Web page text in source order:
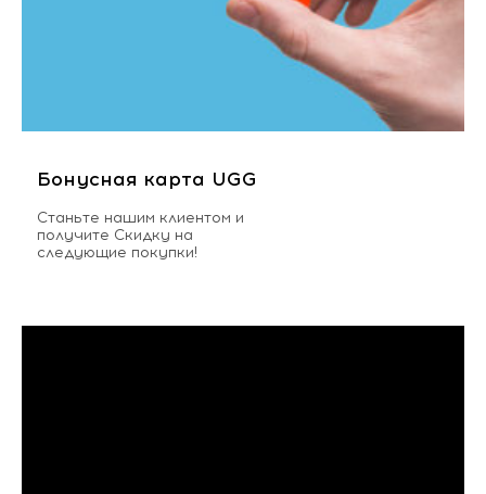
Бонусная карта UGG
Станьте нашим клиентом и
получите Скидку на
следующие покупки!